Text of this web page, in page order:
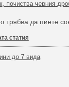
почиства черния
трябва да пиете
статия
до 7 вида